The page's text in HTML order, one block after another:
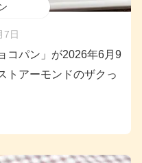
7日
コパン」が2026年6月9
トアーモンドのザクっ